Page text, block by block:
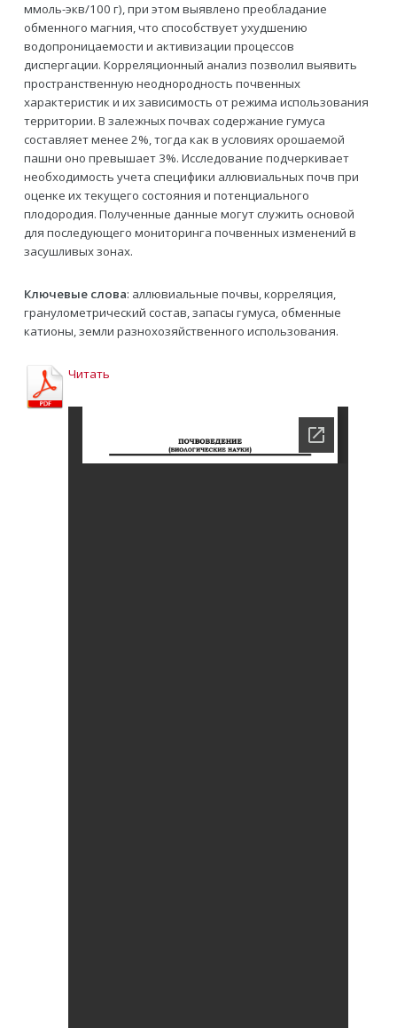
ммоль-экв/100 г), при этом выявлено преобладание
обменного магния, что способствует ухудшению
водопроницаемости и активизации процессов
диспергации. Корреляционный анализ позволил выявить
пространственную неоднородность почвенных
характеристик и их зависимость от режима использования
территории. В залежных почвах содержание гумуса
составляет менее 2%, тогда как в условиях орошаемой
пашни оно превышает 3%. Исследование подчеркивает
необходимость учета специфики аллювиальных почв при
оценке их текущего состояния и потенциального
плодородия. Полученные данные могут служить основой
для последующего мониторинга почвенных изменений в
засушливых зонах.
Ключевые слова: аллювиальные почвы, корреляция,
гранулометрический состав, запасы гумуса, обменные
катионы, земли разнохозяйственного использования.
Читать